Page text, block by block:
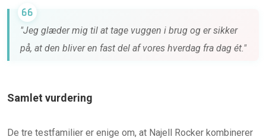
"Jeg glæder mig til at tage vuggen i brug og er sikker
på, at den bliver en fast del af vores hverdag fra dag ét."
Samlet vurdering
De tre testfamilier er enige om, at Najell Rocker kombinerer